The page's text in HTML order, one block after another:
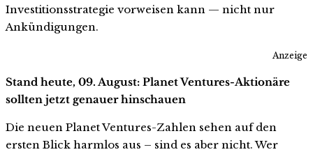
Investitionsstrategie vorweisen kann — nicht nur
Ankündigungen.
Anzeige
Stand heute, 09. August: Planet Ventures-Aktionäre
sollten jetzt genauer hinschauen
Die neuen Planet Ventures-Zahlen sehen auf den
ersten Blick harmlos aus – sind es aber nicht. Wer